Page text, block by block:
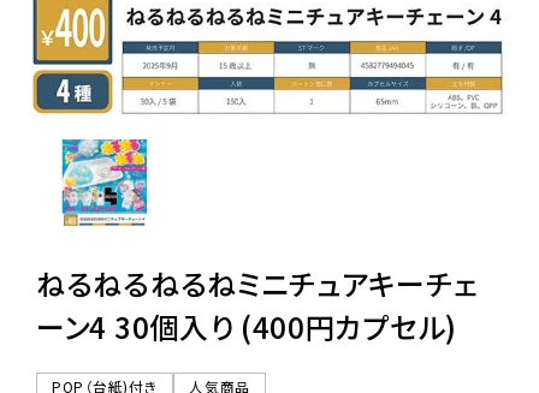
よくあるご質問
ねるねるねるねミニチュアキーチェ
ーン4 30個入り (400円カプセル)
POP（台紙)付き
人気商品